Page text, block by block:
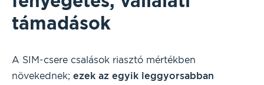
támadások
A SIM-csere csalások riasztó mértékben
növekednek; ezek az egyik leggyorsabban